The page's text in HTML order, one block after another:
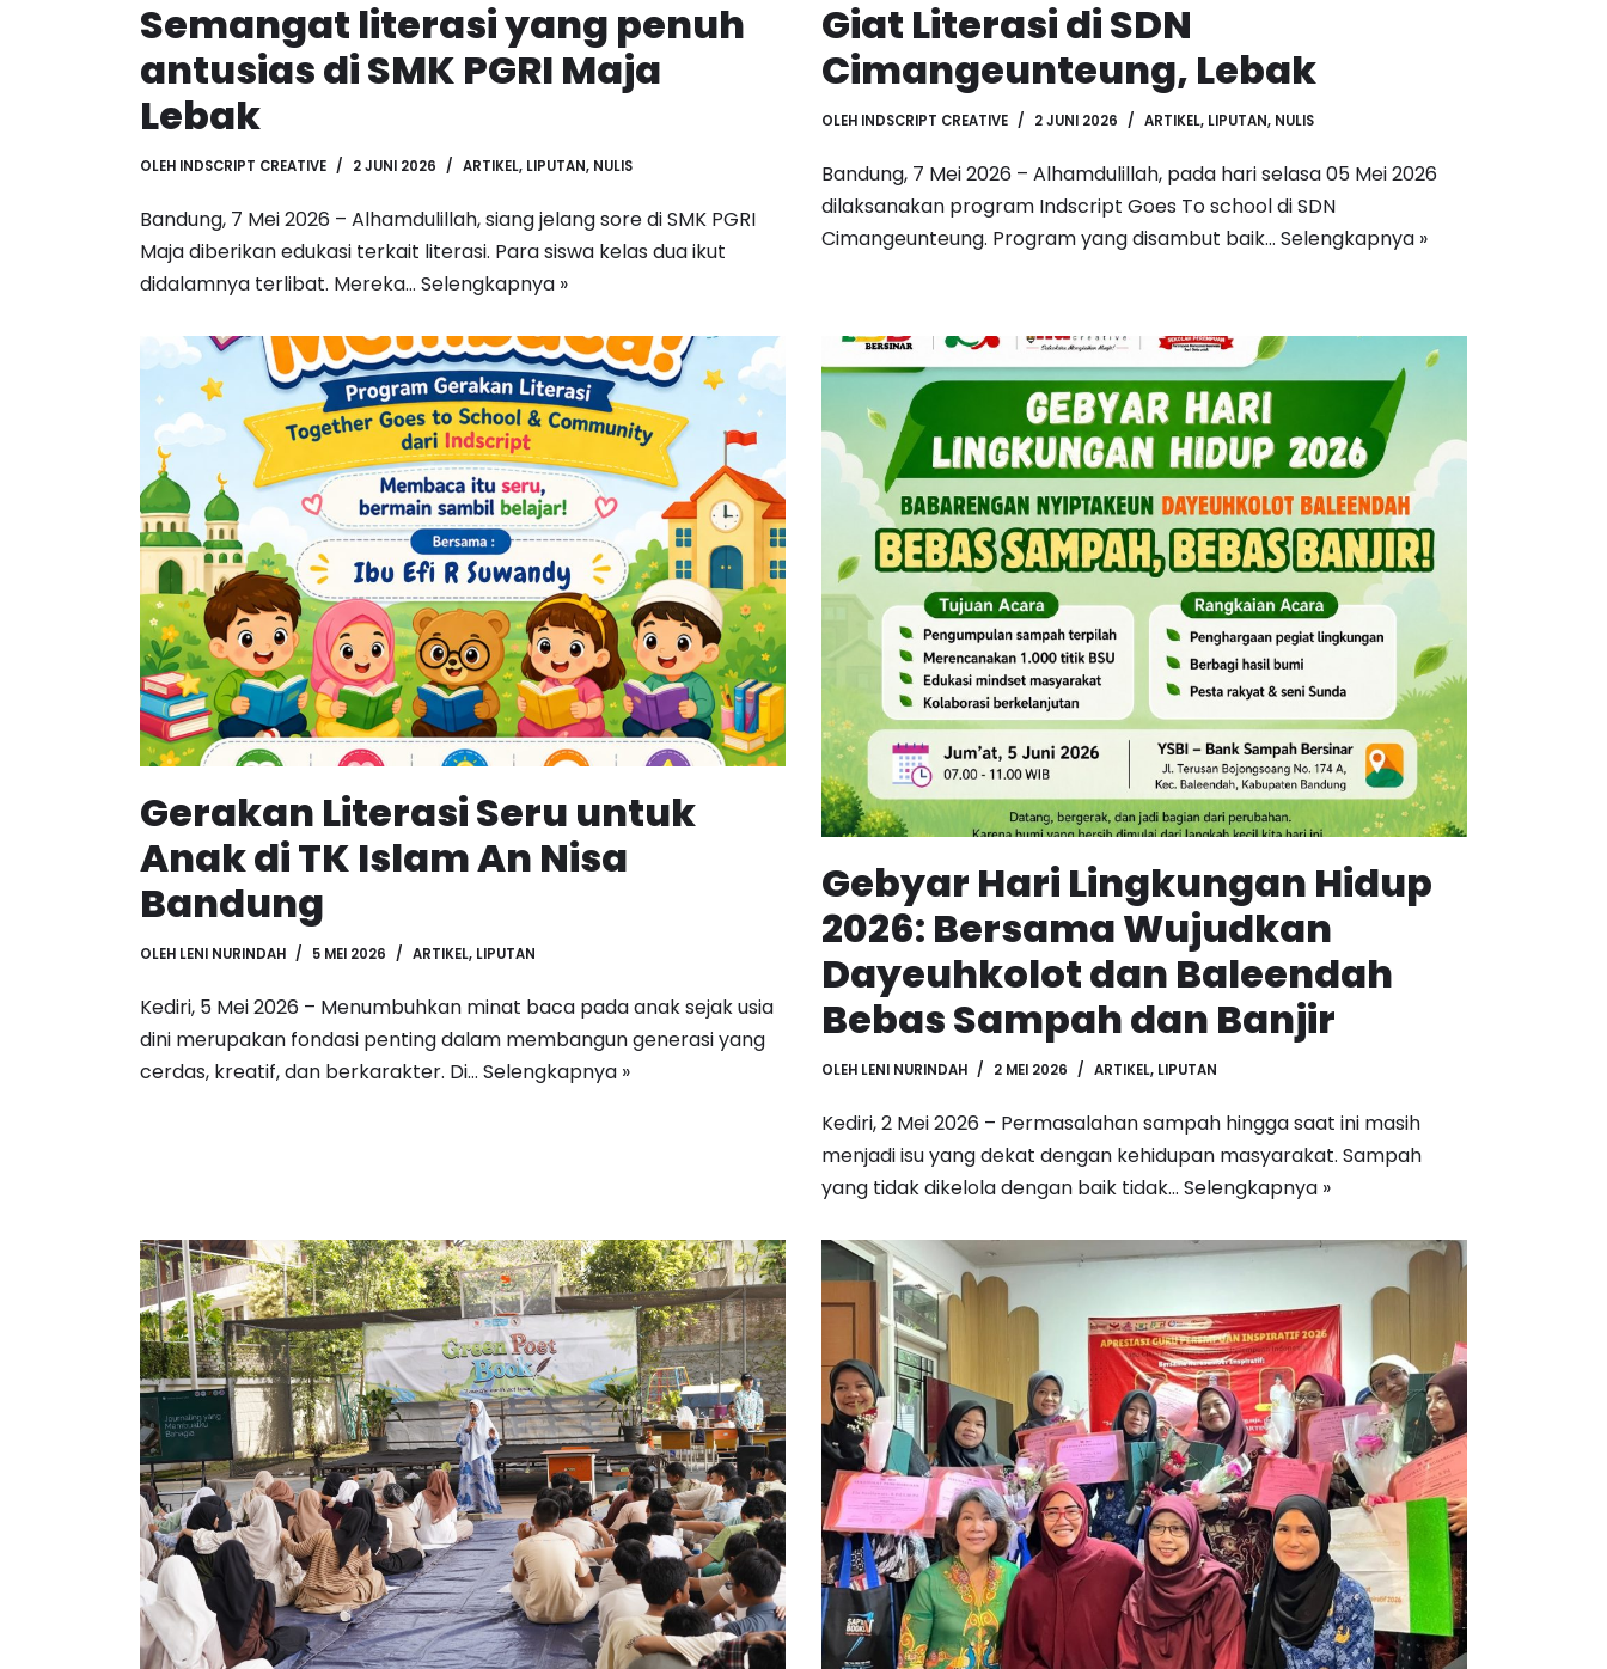
Semangat literasi yang penuh
antusias di SMK PGRI Maja
Lebak
OLEH INDSCRIPT CREATIVE 2 JUNI 2026 ARTIKEL, LIPUTAN, NULIS
Bandung, 7 Mei 2026 – Alhamdulillah, siang jelang sore di SMK PGRI
Maja diberikan edukasi terkait literasi. Para siswa kelas dua ikut
didalamnya terlibat. Mereka… Selengkapnya »
Giat Literasi di SDN
Cimangeunteung, Lebak
OLEH INDSCRIPT CREATIVE 2 JUNI 2026 ARTIKEL, LIPUTAN, NULIS
Bandung, 7 Mei 2026 – Alhamdulillah, pada hari selasa 05 Mei 2026
dilaksanakan program Indscript Goes To school di SDN
Cimangeunteung. Program yang disambut baik… Selengkapnya »
Gerakan Literasi Seru untuk
Anak di TK Islam An Nisa
Bandung
OLEH LENI NURINDAH 5 MEI 2026 ARTIKEL, LIPUTAN
Kediri, 5 Mei 2026 – Menumbuhkan minat baca pada anak sejak usia
dini merupakan fondasi penting dalam membangun generasi yang
cerdas, kreatif, dan berkarakter. Di… Selengkapnya »
Gebyar Hari Lingkungan Hidup
2026: Bersama Wujudkan
Dayeuhkolot dan Baleendah
Bebas Sampah dan Banjir
OLEH LENI NURINDAH 2 MEI 2026 ARTIKEL, LIPUTAN
Kediri, 2 Mei 2026 – Permasalahan sampah hingga saat ini masih
menjadi isu yang dekat dengan kehidupan masyarakat. Sampah
yang tidak dikelola dengan baik tidak… Selengkapnya »